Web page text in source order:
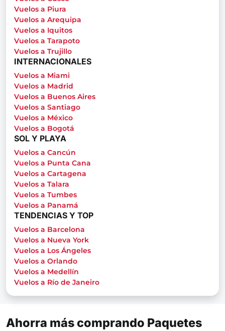
Vuelos a Piura
Vuelos a Arequipa
Vuelos a Iquitos
Vuelos a Tarapoto
Vuelos a Trujillo
INTERNACIONALES
Vuelos a Miami
Vuelos a Madrid
Vuelos a Buenos Aires
Vuelos a Santiago
Vuelos a México
Vuelos a Bogotá
SOL Y PLAYA
Vuelos a Cancún
Vuelos a Punta Cana
Vuelos a Cartagena
Vuelos a Talara
Vuelos a Tumbes
Vuelos a Panamá
TENDENCIAS Y TOP
Vuelos a Barcelona
Vuelos a Nueva York
Vuelos a Los Ángeles
Vuelos a Orlando
Vuelos a Medellín
Vuelos a Río de Janeiro
Ahorra más comprando Paquetes